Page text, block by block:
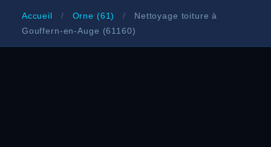
Accueil / Orne (61) /
Nettoyage toiture à
Gouffern-en-Auge (61160)